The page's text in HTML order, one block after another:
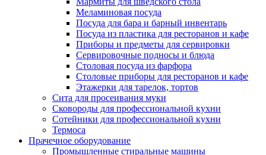
Меламиновая посуда
Посуда для бара и барный инвентарь
Посуда из пластика для ресторанов и кафе
Приборы и предметы для сервировки
Сервировочные подносы и блюда
Столовая посуда из фарфора
Столовые приборы для ресторанов и кафе
Этажерки для тарелок, тортов
Сита для просеивания муки
Сковороды для профессиональной кухни
Сотейники для профессиональной кухни
Термоса
Прачечное оборудование
Промышленные стиральные машины